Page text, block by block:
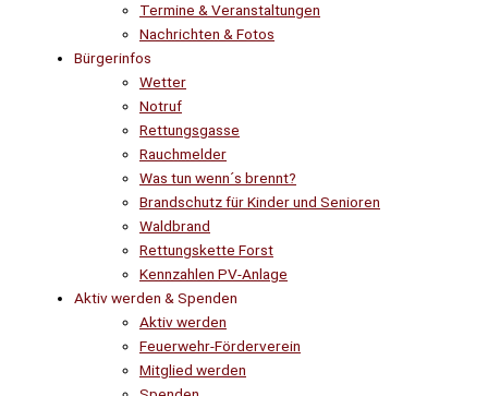
Termine & Veranstaltungen
Nachrichten & Fotos
Bürgerinfos
Wetter
Notruf
Rettungsgasse
Rauchmelder
Was tun wenn´s brennt?
Brandschutz für Kinder und Senioren
Waldbrand
Rettungskette Forst
Kennzahlen PV-Anlage
Aktiv werden & Spenden
Aktiv werden
Feuerwehr-Förderverein
Mitglied werden